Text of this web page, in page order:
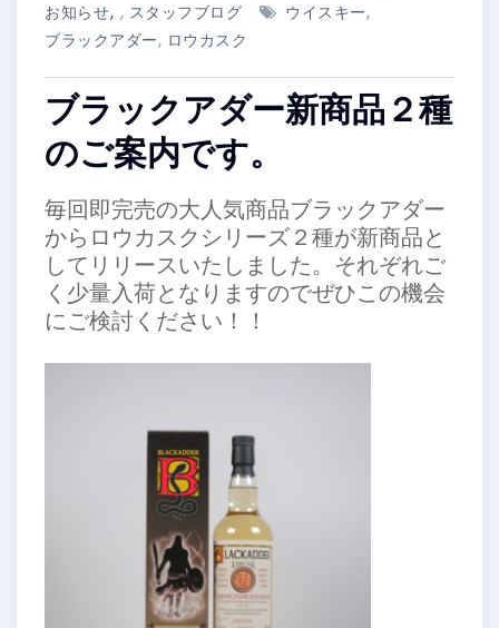
お知らせ , スタッフブログ ウイスキー,
ブラックアダー, ロウカスク
ブラックアダー新商品２種
のご案内です。
毎回即完売の大人気商品ブラックアダー
からロウカスクシリーズ２種が新商品と
してリリースいたしました。それぞれご
く少量入荷となりますのでぜひこの機会
にご検討ください！！